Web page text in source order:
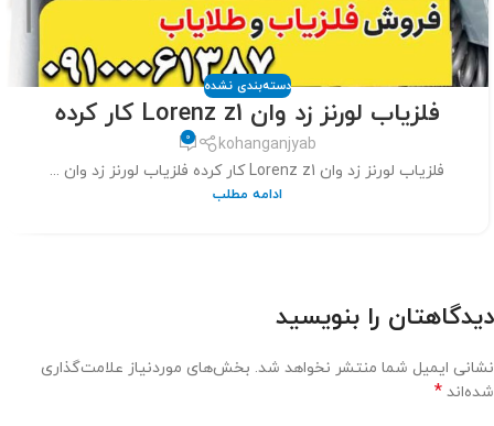
دسته‌بندی نشده
فلزیاب لورنز زد وان Lorenz z1 کار کرده
kohanganjyab
0
فلزیاب لورنز زد وان Lorenz z1 کار کرده فلزیاب لورنز زد وان ...
ادامه مطلب
دیدگاهتان را بنویسید
نشانی ایمیل شما منتشر نخواهد شد. بخش‌های موردنیاز علامت‌گذاری
شده‌اند *